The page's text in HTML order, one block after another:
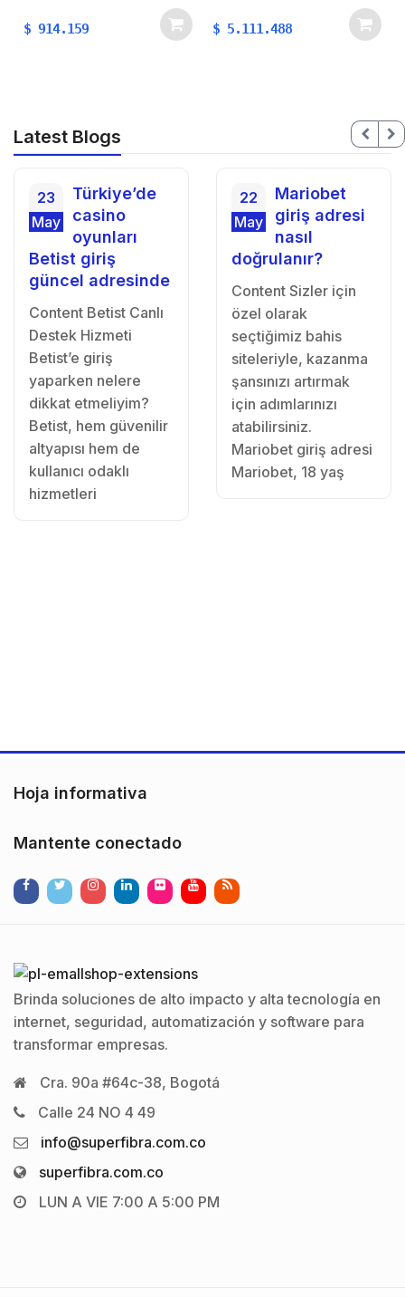
Datos y Video
$ 914.159
Conector N-Hembra /
Montaje y jumpers
$ 5.111.488
Latest Blogs
23
May
Türkiye’de
casino
oyunları
Betist giriş
güncel adresinde
Content Betist Canlı
Destek Hizmeti
Betist’e giriş
yaparken nelere
dikkat etmeliyim?
Betist, hem güvenilir
altyapısı hem de
kullanıcı odaklı
hizmetleri
22
May
Mariobet
giriş adresi
nasıl
doğrulanır?
Content Sizler için
özel olarak
seçtiğimiz bahis
siteleriyle, kazanma
şansınızı artırmak
için adımlarınızı
atabilirsiniz.
Mariobet giriş adresi
Mariobet, 18 yaş
Hoja informativa
Mantente conectado
Brinda soluciones de alto impacto y alta tecnología en
internet, seguridad, automatización y software para
transformar empresas.
Cra. 90a #64c-38, Bogotá
Calle 24 NO 4 49
info@superfibra.com.co
superfibra.com.co
LUN A VIE 7:00 A 5:00 PM